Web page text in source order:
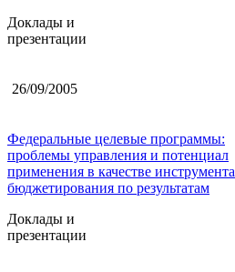
Доклады и
презентации
26/09/2005
Федеральные целевые программы:
проблемы управления и потенциал
применения в качестве инструмента
бюджетирования по результатам
Доклады и
презентации